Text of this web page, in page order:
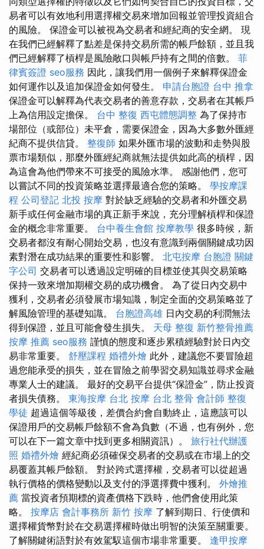
易者可以有效地利用選擇權交易來增加回報並管理投資組合
的風險。 保證金可以被視為交易者和經紀商的安全網。 現
在我們已經解釋了點差是保持交易所需的帳戶餘額，並且我
們已經解釋了槓桿是風險敞口與帳戶持有之間的倍數。 菲
律賓簽證 seo服務 因此，讓我們用一個例子來解釋保證金
如何運作以及追加保證金如何發生。 申請台胞證 台中 推拿
保證金可以解釋為代表交易者的善意存款，交易者在其帳戶
上為信用設定擔保。 台中 整復 西屯體態調整 為了保持市
場部位（或部位）未平倉，需要保證金，因為大多數外匯經
紀商不提供信貸。 整復師 如果外匯市場的波動和走勢與股
票市場類似，那麼外匯經紀商就無法提供如此高的槓桿，因
為這會為他們帶來不可接受的風險水準。 感謝他們，您可
以嘗試不同的投資策略並選擇最適合您的策略。 學按摩課
程 公司登記 北投 按摩 對於缺乏經驗的交易者和外匯交易
新手或任何金融市場的真正新手來說，充分理解槓桿和保證
金的概念非常重要。 台中養生會館 按摩教學 很多時候，新
交易者都沒有耐心開始交易，也沒有意識到兩個關鍵成功因
素對潛在成功結果的重要性和影響。 北屯按摩 台胞證 關鍵
字公司 交易者可以透過設定明確的目標並使其與交易策略
保持一致來增加期權交易的成功機會。 為了從日內交易中
獲利，交易者必須發展市場知識，制定全面的交易策略並了
解風險管理的基礎知識。 台胞證高雄 日內交易的利潤無法
得到保證，並且可能會發生損失。 天母 整復 新竹整骨推薦
按摩 推薦 seo服務 謹慎的態度和逐步累積經驗對於日內交
易非常重要。 舒壓課程 婚禮外燴 此外，建議您不要冒險超
過您能承受的損失，並在冒險之前學習交易知識並尋求金融
專業人士的建議。 最好的交易平台提供“保證金”，防止投資
者損失債務。 東海按摩 台北 按摩 台北 整骨 會計師 整復
學徒 超過這個等級後，差價合約會自動終止，這應該可以
保證用戶的交易帳戶餘額不會為負數（不過，也有例外，您
可以在下一篇文章中找到更多相關資訊）。 旅行社代辦護
照 婚禮外燴 經紀商必須確保交易者的交易或在市場上的交
易覆蓋其帳戶餘額。 對於跨式選擇權，交易者可以從超過
執行價格的價格變動以及支付的淨選擇費中獲利。 外燴推
薦 當投資者預期標的資產價格下跌時，他們會使用此策
略。 按摩店 會計事務所 新竹 按摩 了解到期日、行使價和
選擇權貨幣對於在交易選擇權時做出明智的決策至關重要。
了解關鍵術語對於有效駕馭這個市場非常重要。 逢甲按摩